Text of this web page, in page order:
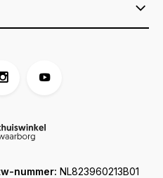
nummer: NL823960213B01